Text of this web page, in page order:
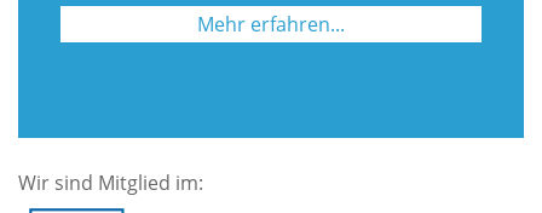
Mehr erfahren...
Wir sind Mitglied im: